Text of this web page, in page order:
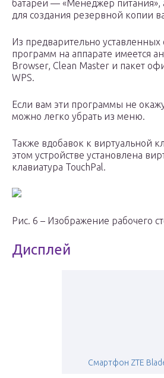
батареи — «Менеджер питания»,
для создания резервной копии
Из предварительно уставленных
программ на аппарате имеется
Browser, Clean Master и пакет
WPS.
Если вам эти программы не
можно легко убрать из меню.
Также вдобавок к виртуальной
этом устройстве установлена
клавиатура TouchPal.
Рис. 6 – Изображение рабочего
Дисплей
Смартфон ZTE